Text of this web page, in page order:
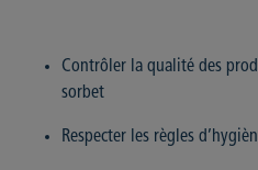
Contrôler la qualité des
sorbet
Respecter les règles